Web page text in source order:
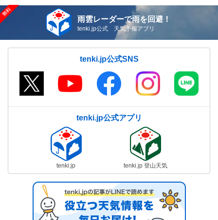
雨雲レーダーで雨を回避！
tenki.jp公式 天気予報アプリ
tenki.jp公式SNS
tenki.jp公式アプリ
tenki.jp tenki.jp 登山天気